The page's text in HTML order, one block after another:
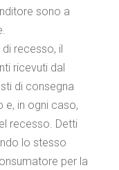
sono a
recesso, il
ricevuti dal
di consegna
e, in ogni caso,
recesso. Detti
lo stesso
per la